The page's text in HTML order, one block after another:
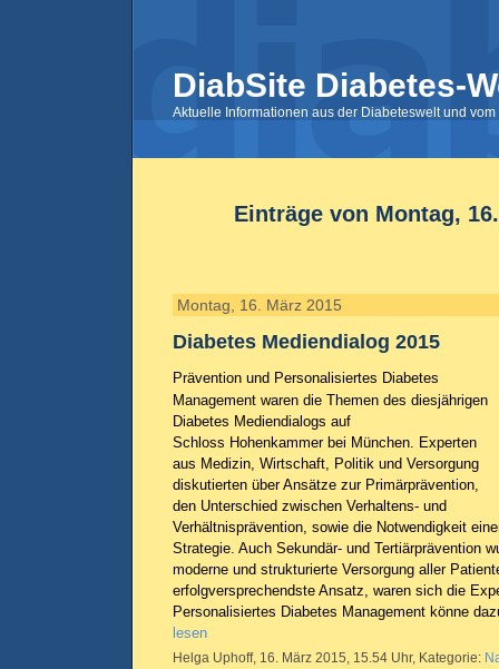
DiabSite Diabetes-
Aktuelle Informationen aus der Diabeteswelt und
Einträge von Montag,
Montag, 16. März 2015
Diabetes Mediendialog 2015
Prävention und Personalisiertes Diabetes
Management waren die Themen des diesjährigen
Diabetes Mediendialogs auf
Schloss Hohenkammer bei München. Experten
aus Medizin, Wirtschaft, Politik und Versorgung
diskutierten über Ansätze zur Primärprävention,
den Unterschied zwischen Verhaltens- und
Verhältnisprävention, sowie die Notwendigkeit
Strategie. Auch Sekundär- und Tertiärprävention
moderne und strukturierte Versorgung aller
erfolgversprechendste Ansatz, waren sich die
Personalisiertes Diabetes Management könne
lesen
Helga Uphoff, 16. März 2015, 15.54 Uhr, Kategorie: